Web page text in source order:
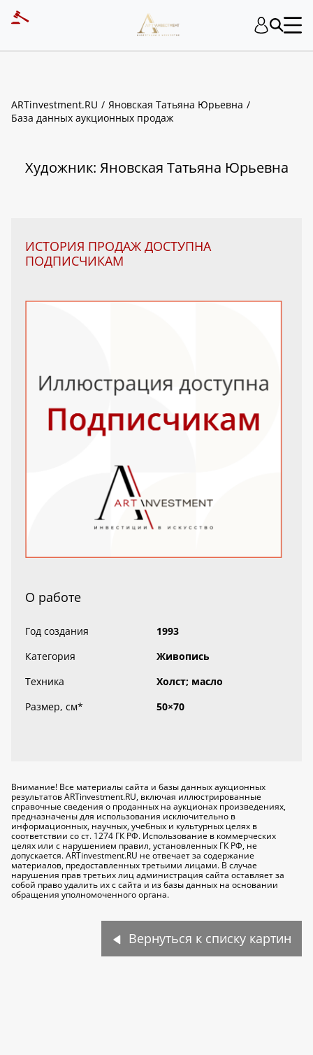
ARTinvestment.RU
Яновская Татьяна Юрьевна
База данных аукционных продаж
Художник: Яновская Татьяна Юрьевна
ИСТОРИЯ ПРОДАЖ ДОСТУПНА
ПОДПИСЧИКАМ
О работе
Год создания
1993
Категория
Живопись
Техника
Холст; масло
Размер, см* 50×70
Внимание! Все материалы сайта и базы данных аукционных
результатов ARTinvestment.RU, включая иллюстрированные
справочные сведения о проданных на аукционах произведениях,
предназначены для использования исключительно в
информационных, научных, учебных и культурных целях в
соответствии со ст. 1274 ГК РФ. Использование в коммерческих
целях или с нарушением правил, установленных ГК РФ, не
допускается. ARTinvestment.RU не отвечает за содержание
материалов, предоставленных третьими лицами. В случае
нарушения прав третьих лиц администрация сайта оставляет за
собой право удалить их с сайта и из базы данных на основании
обращения уполномоченного органа.
Вернуться к списку картин